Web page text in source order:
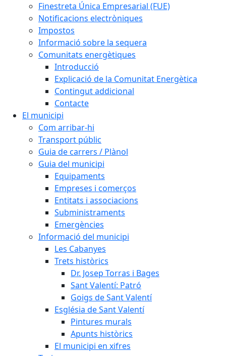
Finestreta Única Empresarial (FUE)
Notificacions electròniques
Impostos
Informació sobre la sequera
Comunitats energètiques
Introducció
Explicació de la Comunitat Energètica
Contingut addicional
Contacte
El municipi
Com arribar-hi
Transport públic
Guia de carrers / Plànol
Guia del municipi
Equipaments
Empreses i comerços
Entitats i associacions
Subministraments
Emergències
Informació del municipi
Les Cabanyes
Trets històrics
Dr. Josep Torras i Bages
Sant Valentí: Patró
Goigs de Sant Valentí
Església de Sant Valentí
Pintures murals
Apunts històrics
El municipi en xifres